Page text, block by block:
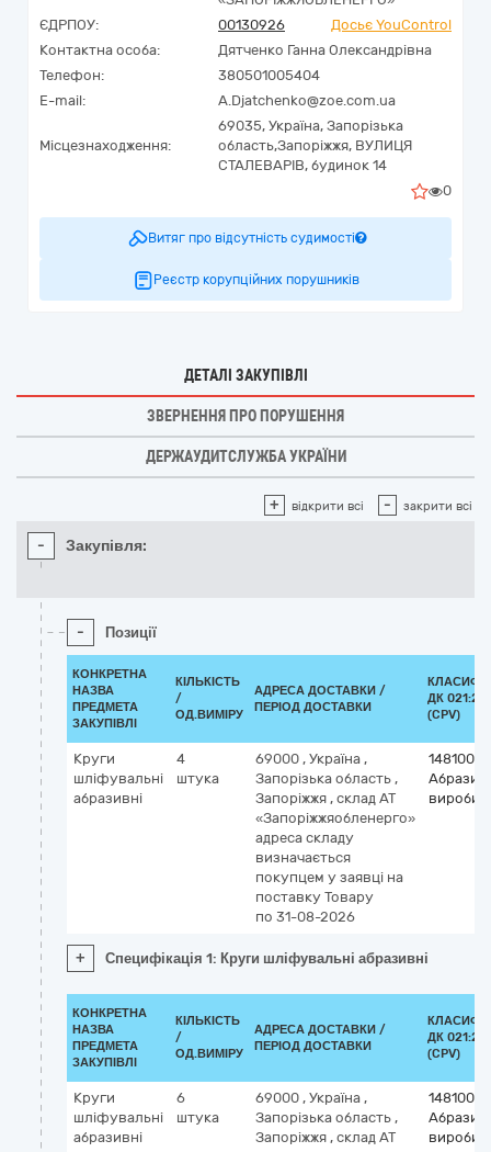
ЄДРПОУ:
00130926
Досьє YouControl
Контактна особа:
Дятченко Ганна Олександрівна
Телефон:
380501005404
E-mail:
A.Djatchenko@zoe.com.ua
Місцезнаходження:
69035, Україна, Запорізька
область,Запоріжжя, ВУЛИЦЯ
СТАЛЕВАРІВ, будинок 14
0
Витяг про відсутність судимості
Реєстр корупційних порушників
ДЕТАЛІ ЗАКУПІВЛІ
ЗВЕРНЕННЯ ПРО ПОРУШЕННЯ
ДЕРЖАУДИТСЛУЖБА УКРАЇНИ
+ відкрити всі - закрити всі
- Закупівля:
- Позиції
КОНКРЕТНА
НАЗВА
ПРЕДМЕТА
ЗАКУПІВЛІ
КІЛЬКІСТЬ
/
ОД.ВИМІРУ
АДРЕСА ДОСТАВКИ /
ПЕРІОД ДОСТАВКИ
ДК
(CPV)
Круги
шліфувальні
абразивні
4
штука
69000 , Україна ,
Запорізька область ,
Запоріжжя , склад АТ
«Запоріжжяобленерго»
адреса складу
визначається
покупцем у заявці на
поставку Товару
по 31-08-2026
вироби
+ Специфікація 1: Круги шліфувальні абразивні
КОНКРЕТНА
НАЗВА
ПРЕДМЕТА
ЗАКУПІВЛІ
КІЛЬКІСТЬ
/
ОД.ВИМІРУ
АДРЕСА ДОСТАВКИ /
ПЕРІОД ДОСТАВКИ
ДК
(CPV)
Круги
шліфувальні
абразивні
6
штука
69000 , Україна ,
Запорізька область ,
Запоріжжя , склад АТ
вироби